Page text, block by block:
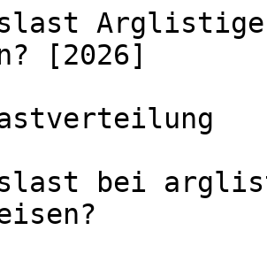
Arglistige
[2026]
bei